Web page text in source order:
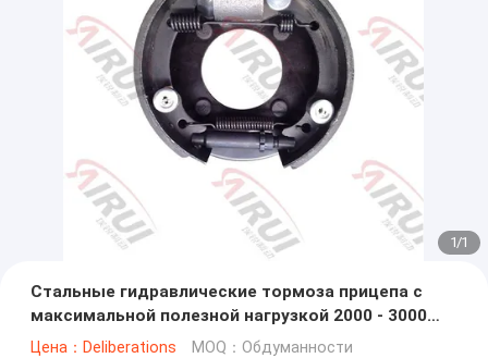
1/1
Стальные гидравлические тормоза прицепа с
максимальной полезной нагрузкой 2000 - 3000
фунтов и 100% гарантированность
Цена：Deliberations MOQ：Обдуманности